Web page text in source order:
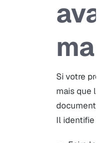
Si votre
mais que
Il identifie